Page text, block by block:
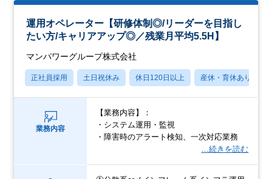
運用オペレーター【研修体制◎/リーダーを目指し
たい方/キャリアアップ◎／残業月平均5.5H】
マンパワーグループ株式会社
正社員採用 土日祝休み 休日120日以上 産休・育休あり
業務内容
【業務内容】：
・システム運用・監視
・障害時のアラート検知、一次対応業務
…続きを読む